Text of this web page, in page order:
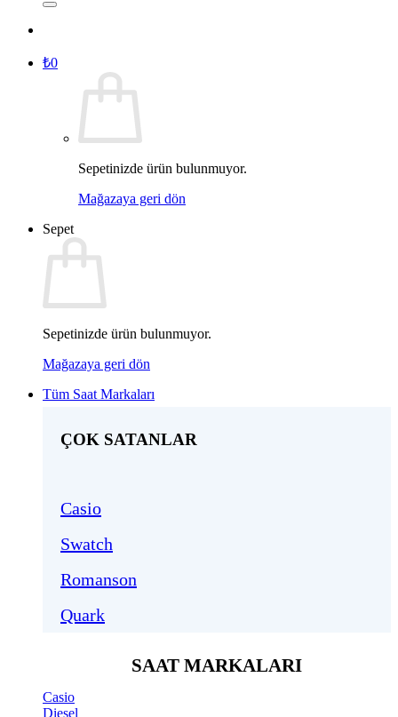
₺0
Sepetinizde ürün bulunmuyor.
Mağazaya geri dön
Sepet
Sepetinizde ürün bulunmuyor.
Mağazaya geri dön
Tüm Saat Markaları
ÇOK SATANLAR
Casio
Swatch
Romanson
Quark
SAAT MARKALARI
Casio
Diesel